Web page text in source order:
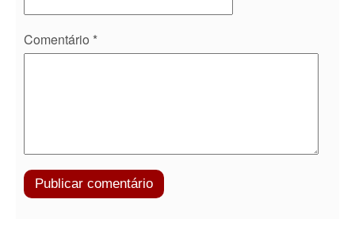
Comentário *